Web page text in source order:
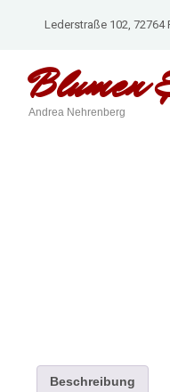
Lederstraße 102, 72764
Andrea Nehrenberg
Beschreibung